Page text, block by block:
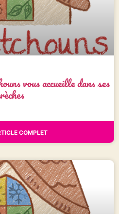
vous accueille dans ses
COMPLET